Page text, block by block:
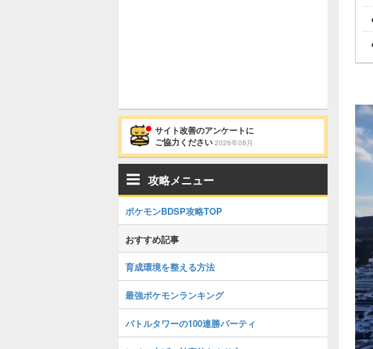
サイト改善のアンケートに
ご協力ください 2026年08月
攻略メニュー
ポケモンBDSP攻略TOP
おすすめ記事
育成環境を整える方法
最強ポケモンランキング
バトルタワーの100連勝パーティ